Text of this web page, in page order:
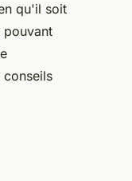
qu'il soit
pouvant